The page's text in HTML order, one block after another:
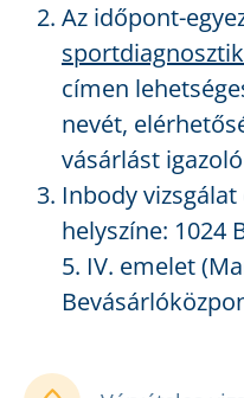
Az időpont-
címen
nevét,
vásárlást
Inbody
helyszíne: 1024
5. IV. emelet